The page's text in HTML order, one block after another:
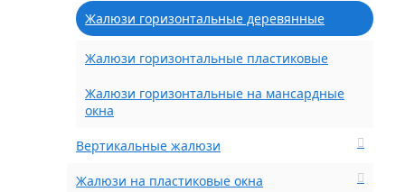
Жалюзи горизонтальные деревянные
Жалюзи горизонтальные пластиковые
Жалюзи горизонтальные на мансардные
окна
Вертикальные жалюзи
Жалюзи на пластиковые окна